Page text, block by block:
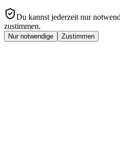
Du kannst jederzeit nur
zustimmen.
Nur notwendige Zustimmen